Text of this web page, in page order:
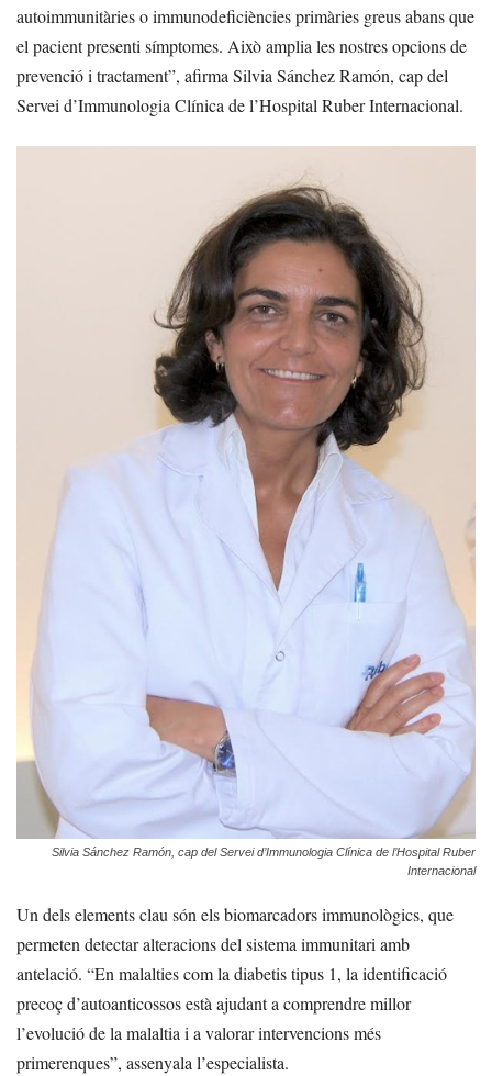
autoimmunitàries o immunodeficiències primàries greus abans que
el pacient presenti símptomes. Això amplia les nostres opcions de
prevenció i tractament”, afirma Silvia Sánchez Ramón, cap del
Servei d’Immunologia Clínica de l’Hospital Ruber Internacional.
Silvia Sánchez Ramón, cap del Servei d’Immunologia Clínica de l’Hospital Ruber
Internacional
Un dels elements clau són els biomarcadors immunològics, que
permeten detectar alteracions del sistema immunitari amb
antelació. “En malalties com la diabetis tipus 1, la identificació
precoç d’autoanticossos està ajudant a comprendre millor
l’evolució de la malaltia i a valorar intervencions més
primerenques”, assenyala l’especialista.